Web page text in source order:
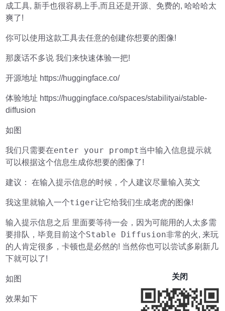
成工具, 新手也很容易上手,而且还是开源、免费的, 哈哈哈太
爽了!
你可以使用这款工具去任意的创建你想要的图像!
那废话不多说 我们来快速体验一把!
开源地址 https://huggingface.co/
体验地址 https://huggingface.co/spaces/stabilityai/stable-
diffusion
如图
我们只需要在enter your prompt当中输入信息提示就
可以根据这个信息生成你想要的图像了!
建议： 在输入提示信息的时候，个人建议尽量输入英文
我这里就输入一个tiger让它给我们生成老虎的图像!
输入提示信息之后 里面要等待一会，因为可能用的人太多需
要排队，毕竟目前这个Stable Diffusion非常的火, 来玩
的人肯定很多，卡顿也是必然的! 当然你也可以尝试多刷新几
下就可以了!
如图
效果如下
关闭